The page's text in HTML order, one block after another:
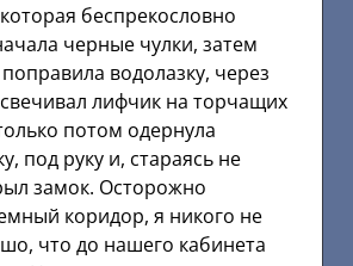
беспрекословно
черные чулки, затем
водолазку, через
лифчик на торчащих
потом одернула
под руку и, стараясь не
замок. Осторожно
коридор, я никого не
что до нашего кабинета